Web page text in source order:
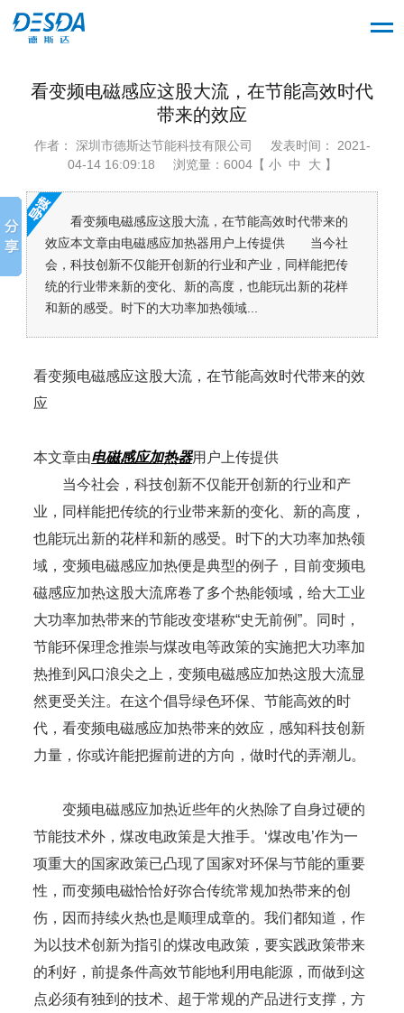
看变频电磁感应这股大流，在节能高效时代
带来的效应
作者： 深圳市德斯达节能科技有限公司
发表时间： 2021-
04-14 16:09:18
浏览量：6004【 小 中 大 】
看变频电磁感应这股大流，在节能高效时代带来的
效应本文章由电磁感应加热器用户上传提供 当今社
会，科技创新不仅能开创新的行业和产业，同样能把传
统的行业带来新的变化、新的高度，也能玩出新的花样
和新的感受。时下的大功率加热领域...
看变频电磁感应这股大流，在节能高效时代带来的效
应
本文章由电磁感应加热器用户上传提供
当今社会，科技创新不仅能开创新的行业和产
业，同样能把传统的行业带来新的变化、新的高度，
也能玩出新的花样和新的感受。时下的大功率加热领
域，变频电磁感应加热便是典型的例子，目前变频电
磁感应加热这股大流席卷了多个热能领域，给大工业
大功率加热带来的节能改变堪称“史无前例”。同时，
节能环保理念推崇与煤改电等政策的实施把大功率加
热推到风口浪尖之上，变频电磁感应加热这股大流显
然更受关注。在这个倡导绿色环保、节能高效的时
代，看变频电磁感应加热带来的效应，感知科技创新
力量，你或许能把握前进的方向，做时代的弄潮儿。
变频电磁感应加热近些年的火热除了自身过硬的
节能技术外，煤改电政策是大推手。‘煤改电’作为一
项重大的国家政策已凸现了国家对环保与节能的重要
性，而变频电磁恰恰好弥合传统常规加热带来的创
伤，因而持续火热也是顺理成章的。我们都知道，作
为以技术创新为指引的煤改电政策，要实践政策带来
的利好，前提条件高效节能地利用电能源，而做到这
点必须有独到的技术、超于常规的产品进行支撑，方